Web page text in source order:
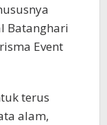
Batanghari
Event
terus
alam,